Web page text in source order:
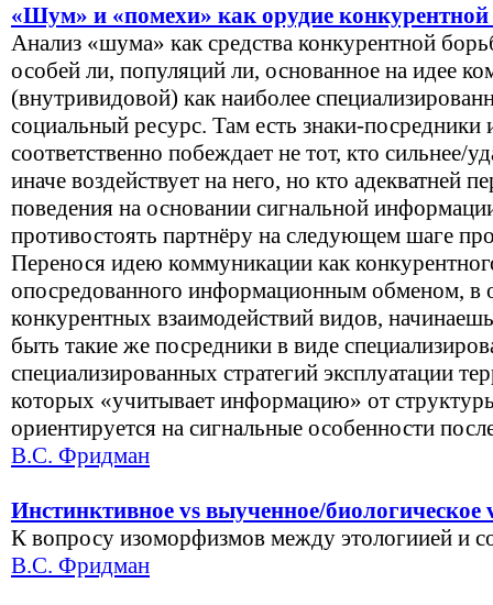
«Шум» и «помехи» как орудие
Анализ «шума» как средства конкурентной
особей ли, популяций ли, основанное на идее
(внутривидовой) как наиболее
социальный ресурс. Там есть знаки-
соответственно побеждает не тот, кто сильнее/
иначе воздействует на него, но кто адекватней
поведения на основании сигнальной
противостоять партнёру на следующем шаге
Перенося идею коммуникации как
опосредованного информационным обменом, в
конкурентных взаимодействий видов,
быть такие же посредники в виде
специализированных стратегий эксплуатации
которых «учитывает информацию» от
ориентируется на сигнальные особенности
В.С. Фридман
Инстинктивное vs выученное/биологическое
К вопросу изоморфизмов между этологиией и
В.С. Фридман